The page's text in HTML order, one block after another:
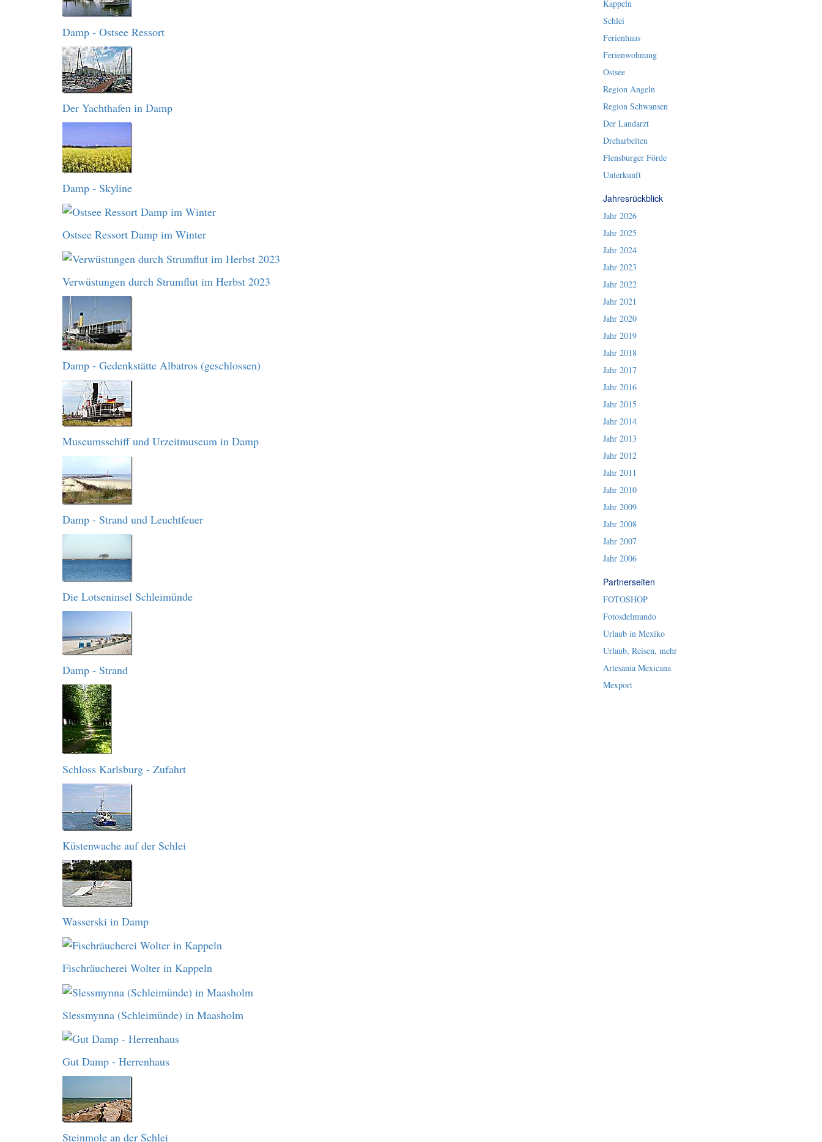
Damp - Ostsee Ressort
Der Yachthafen in Damp
Damp - Skyline
Ostsee Ressort Damp im Winter
Verwüstungen durch Strumflut im Herbst 2023
Damp - Gedenkstätte Albatros (geschlossen)
Museumsschiff und Urzeitmuseum in Damp
Damp - Strand und Leuchtfeuer
Die Lotseninsel Schleimünde
Damp - Strand
Schloss Karlsburg - Zufahrt
Küstenwache auf der Schlei
Wasserski in Damp
Fischräucherei Wolter in Kappeln
Slessmynna (Schleimünde) in Maasholm
Gut Damp - Herrenhaus
Steinmole an der Schlei
Kappeln
Schlei
Ferienhaus
Ferienwohnung
Ostsee
Region Angeln
Region Schwansen
Der Landarzt
Dreharbeiten
Flensburger Förde
Unterkunft
Jahresrückblick
Jahr 2026
Jahr 2025
Jahr 2024
Jahr 2023
Jahr 2022
Jahr 2021
Jahr 2020
Jahr 2019
Jahr 2018
Jahr 2017
Jahr 2016
Jahr 2015
Jahr 2014
Jahr 2013
Jahr 2012
Jahr 2011
Jahr 2010
Jahr 2009
Jahr 2008
Jahr 2007
Jahr 2006
Partnerseiten
FOTOSHOP
Fotosdelmundo
Urlaub in Mexiko
Urlaub, Reisen, mehr
Artesania Mexicana
Mexport